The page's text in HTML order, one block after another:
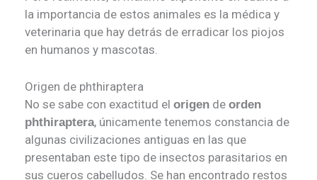
la importancia de estos animales es la médica y
veterinaria que hay detrás de erradicar los piojos
en humanos y mascotas.
Origen de phthiraptera
No se sabe con exactitud el origen de orden
phthiraptera, únicamente tenemos constancia de
algunas civilizaciones antiguas en las que
presentaban este tipo de insectos parasitarios en
sus cueros cabelludos. Se han encontrado restos